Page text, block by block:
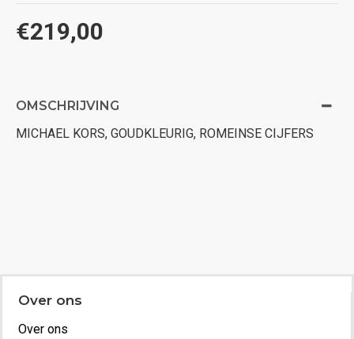
€219,00
OMSCHRIJVING
MICHAEL KORS, GOUDKLEURIG, ROMEINSE CIJFERS
Over ons
Over ons